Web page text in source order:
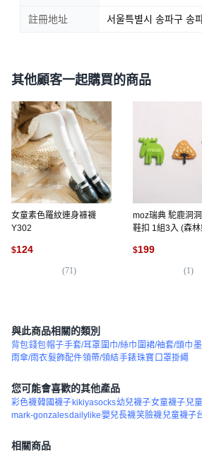
註冊地址 서울특별시 송파구 송
其他顧客一起購買的商品
女童素色羅紋連身褲襪
Y302
$124
(71)
moz瑞典 駝鹿洞
鞋扣 1組3入 (森林
好友時光/森境之約
$199
(1)
與此商品相關的類別
背包錢包帽子手套/耳罩 圍巾/絲巾 圍裙/袖套/頭巾
雨傘/雨衣髮飾配件領帶/領結手錶珠寶 口罩掛繩
您可能會喜歡的其他產品
彩色襪韓國襪子kikiyasocks幼兒襪子女童襪子 兒
mark-gonzalesdailylike嬰兒長襪笑臉襪 兒童襪子
相關商品